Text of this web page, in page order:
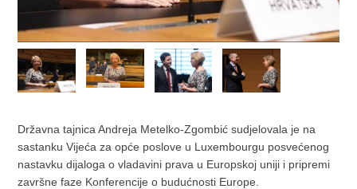
Državna tajnica Andreja Metelko-Zgombić sudjelovala je na
sastanku Vijeća za opće poslove u Luxembourgu posvećenog
nastavku dijaloga o vladavini prava u Europskoj uniji i pripremi
završne faze Konferencije o budućnosti Europe.